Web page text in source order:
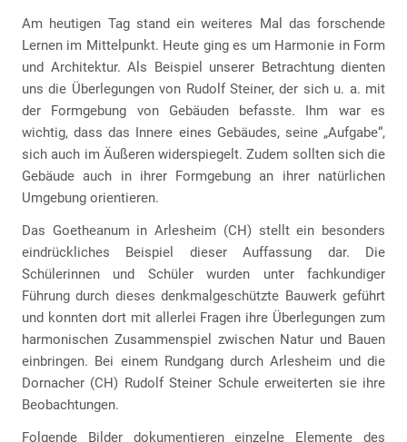
Am heutigen Tag stand ein weiteres Mal das forschende
Lernen im Mittelpunkt. Heute ging es um Harmonie in Form
und Architektur. Als Beispiel unserer Betrachtung dienten
uns die Überlegungen von Rudolf Steiner, der sich u. a. mit
der Formgebung von Gebäuden befasste. Ihm war es
wichtig, dass das Innere eines Gebäudes, seine „Aufgabe“,
sich auch im Äußeren widerspiegelt. Zudem sollten sich die
Gebäude auch in ihrer Formgebung an ihrer natürlichen
Umgebung orientieren.
Das Goetheanum in Arlesheim (CH) stellt ein besonders
eindrückliches Beispiel dieser Auffassung dar. Die
Schülerinnen und Schüler wurden unter fachkundiger
Führung durch dieses denkmalgeschützte Bauwerk geführt
und konnten dort mit allerlei Fragen ihre Überlegungen zum
harmonischen Zusammenspiel zwischen Natur und Bauen
einbringen. Bei einem Rundgang durch Arlesheim und die
Dornacher (CH) Rudolf Steiner Schule erweiterten sie ihre
Beobachtungen.
Folgende Bilder dokumentieren einzelne Elemente des